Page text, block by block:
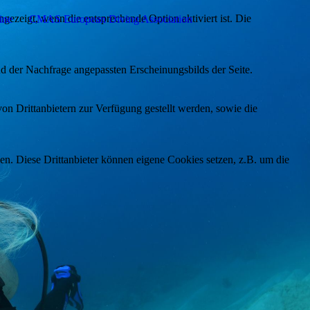
CMAS European Diving Association
wenn die entsprechende Option aktiviert ist. Die
Nachfrage angepassten Erscheinungsbilds der Seite.
Drittanbietern zur Verfügung gestellt werden, sowie die
Diese Drittanbieter können eigene Cookies setzen, z.B. um die